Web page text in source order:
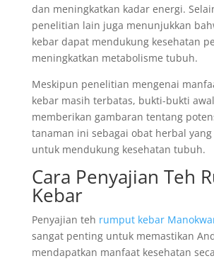
dan meningkatkan kadar energi.
penelitian lain juga menunjukkan
kebar dapat mendukung kesehatan
meningkatkan metabolisme tubuh.
Meskipun penelitian mengenai
kebar masih terbatas, bukti-bukti
memberikan gambaran tentang
tanaman ini sebagai obat herbal
untuk mendukung kesehatan tubuh.
Cara Penyajian Teh
Kebar
Penyajian teh rumput kebar
sangat penting untuk memastikan
mendapatkan manfaat kesehatan